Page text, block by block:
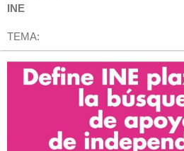
INE
TEMA: